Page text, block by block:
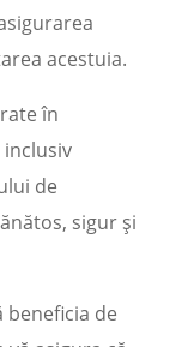
acestuia.
în
de
sigur și
de